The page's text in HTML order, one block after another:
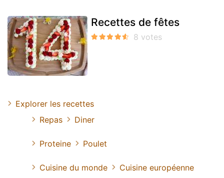
Recettes de fêtes
Explorer les recettes
Repas
Diner
Proteine Poulet
Cuisine du monde
Cuisine européenne